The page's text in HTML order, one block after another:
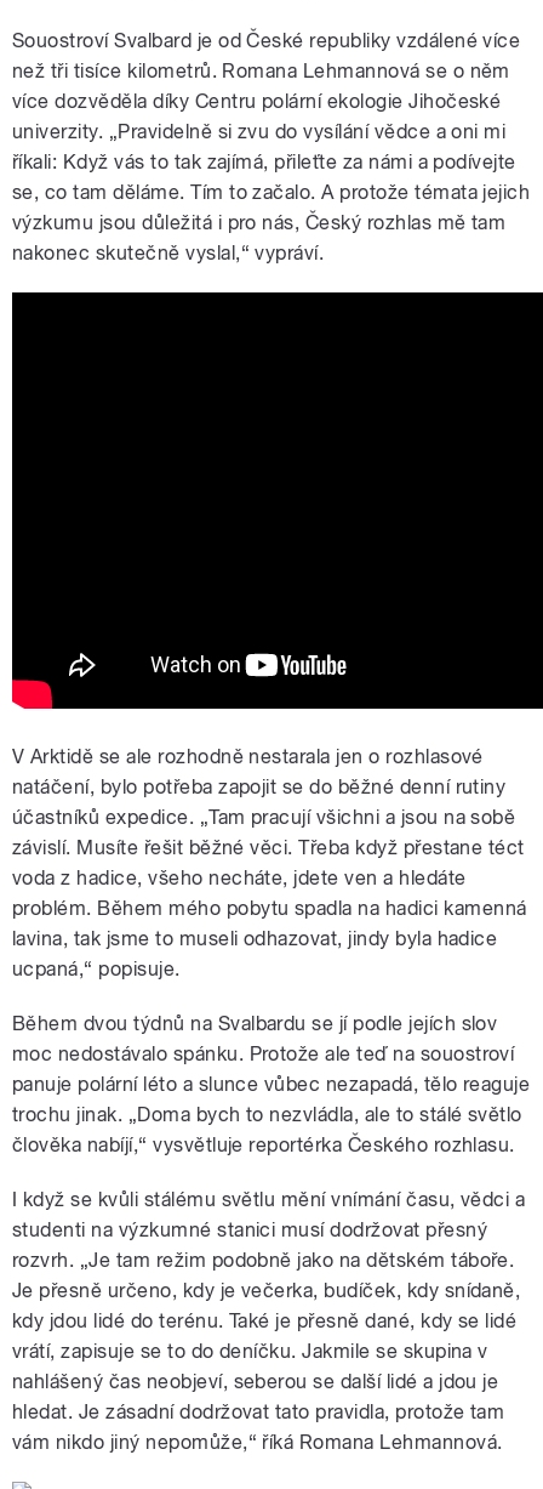
Souostroví Svalbard je od České republiky vzdálené více
než tři tisíce kilometrů. Romana Lehmannová se o něm
více dozvěděla díky Centru polární ekologie Jihočeské
univerzity. „Pravidelně si zvu do vysílání vědce a oni mi
říkali: Když vás to tak zajímá, přileťte za námi a podívejte
se, co tam děláme. Tím to začalo. A protože témata jejich
výzkumu jsou důležitá i pro nás, Český rozhlas mě tam
nakonec skutečně vyslal,“ vypráví.
V Arktidě se ale rozhodně nestarala jen o rozhlasové
natáčení, bylo potřeba zapojit se do běžné denní rutiny
účastníků expedice. „Tam pracují všichni a jsou na sobě
závislí. Musíte řešit běžné věci. Třeba když přestane téct
voda z hadice, všeho necháte, jdete ven a hledáte
problém. Během mého pobytu spadla na hadici kamenná
lavina, tak jsme to museli odhazovat, jindy byla hadice
ucpaná,“ popisuje.
Během dvou týdnů na Svalbardu se jí podle jejích slov
moc nedostávalo spánku. Protože ale teď na souostroví
panuje polární léto a slunce vůbec nezapadá, tělo reaguje
trochu jinak. „Doma bych to nezvládla, ale to stálé světlo
člověka nabíjí,“ vysvětluje reportérka Českého rozhlasu.
I když se kvůli stálému světlu mění vnímání času, vědci a
studenti na výzkumné stanici musí dodržovat přesný
rozvrh. „Je tam režim podobně jako na dětském táboře.
Je přesně určeno, kdy je večerka, budíček, kdy snídaně,
kdy jdou lidé do terénu. Také je přesně dané, kdy se lidé
vrátí, zapisuje se to do deníčku. Jakmile se skupina v
nahlášený čas neobjeví, seberou se další lidé a jdou je
hledat. Je zásadní dodržovat tato pravidla, protože tam
vám nikdo jiný nepomůže,“ říká Romana Lehmannová.